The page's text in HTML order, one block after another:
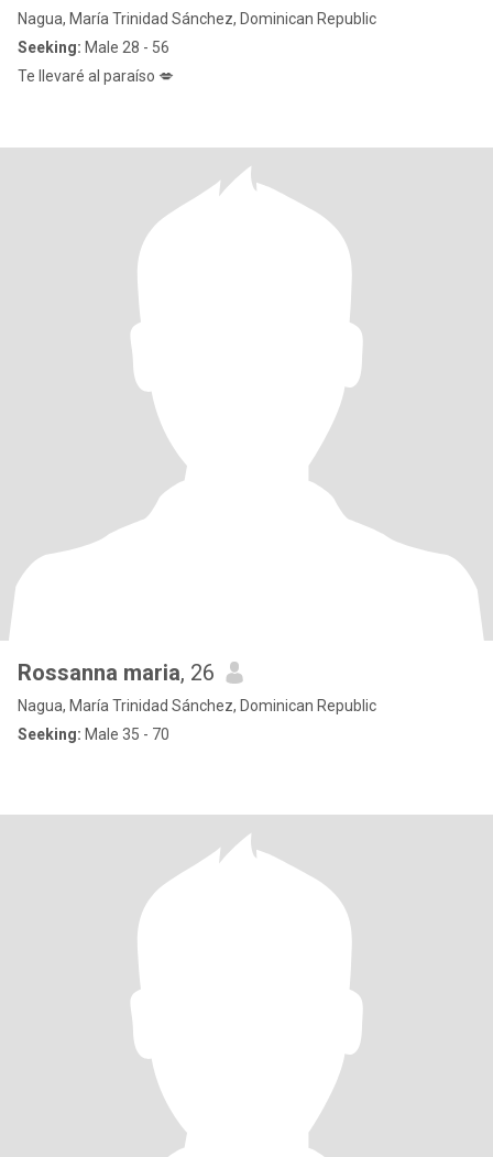
Nagua, María Trinidad Sánchez, Dominican Republic
Seeking: Male 28 - 56
Te llevaré al paraíso 💋
Rossanna maria, 26
Nagua, María Trinidad Sánchez, Dominican Republic
Seeking: Male 35 - 70